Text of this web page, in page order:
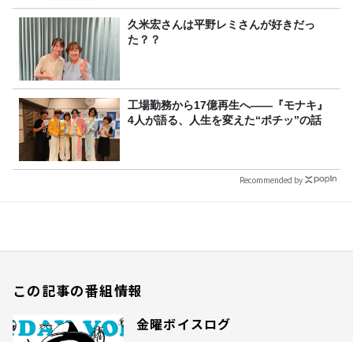
久米宏さんは平野レミさんが好きだっ
た？？
工場勤務から17億再生へ——『モナキ』
4人が語る、人生を変えた“ポチッ”の話
Recommended by
この記事の番組情報
金曜ボイスログ